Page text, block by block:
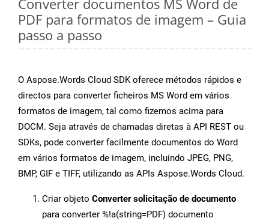
Converter documentos MS Word de
PDF para formatos de imagem – Guia
passo a passo
O Aspose.Words Cloud SDK oferece métodos rápidos e
directos para converter ficheiros MS Word em vários
formatos de imagem, tal como fizemos acima para
DOCM. Seja através de chamadas diretas à API REST ou
SDKs, pode converter facilmente documentos do Word
em vários formatos de imagem, incluindo JPEG, PNG,
BMP, GIF e TIFF, utilizando as APIs Aspose.Words Cloud.
Criar objeto Converter solicitação de documento
para converter %!a(string=PDF) documento